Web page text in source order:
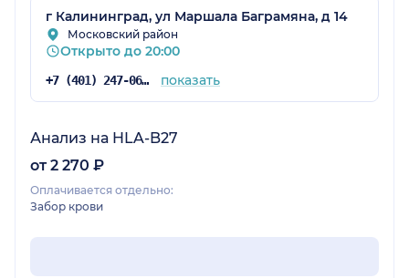
г Калининград, ул Маршала Баграмяна, д 14
Московский район
Открыто до 20:00
+7 (401) 247-06-09 показать
Анализ на HLA-B27
от 2 270 ₽
Оплачивается отдельно:
Забор крови